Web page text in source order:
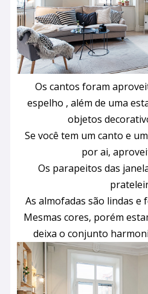
Os cantos foram
espelho , além de uma
objetos
Se você tem um canto e
por ai,
Os parapeitos das
As almofadas são lindas e
Mesmas cores, porém
deixa o conjunto